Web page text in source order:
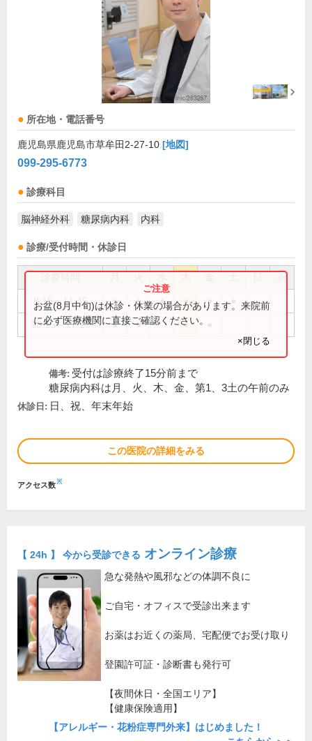
所在地・電話番号
鹿児島県鹿児島市草牟田2-27-10 [地図]
099-295-6773
診療科目
脳神経外科 糖尿病内科 内科
診療/受付時間・休診日
祝
8:15～11:45 ● ● ● ● ●
13:15～17:15 ● ● ●
お盆(8月中旬)は休診・休業の場合があります。来院前
に必ず医療機関に直接ご確認ください。
×閉じる
備考: 受付は診療終了15分前まで
糖尿病内科は月、火、木、金、第1、3土の午前のみ
休診日: 日、祝、年末年始
この医院の詳細をみる
アクセス数※
【 24h 】 今から受診できる オンライン診療
急な発熱や風邪などの体調不良に
ご自宅・オフィスで受診出来ます
お薬はお近くの薬局、宅配便でお受け取り
登園許可証・診断書も発行可
【夜間休日・全国エリア】
【健康保険適用】
【アレルギー・花粉症専門外来】はじめました！